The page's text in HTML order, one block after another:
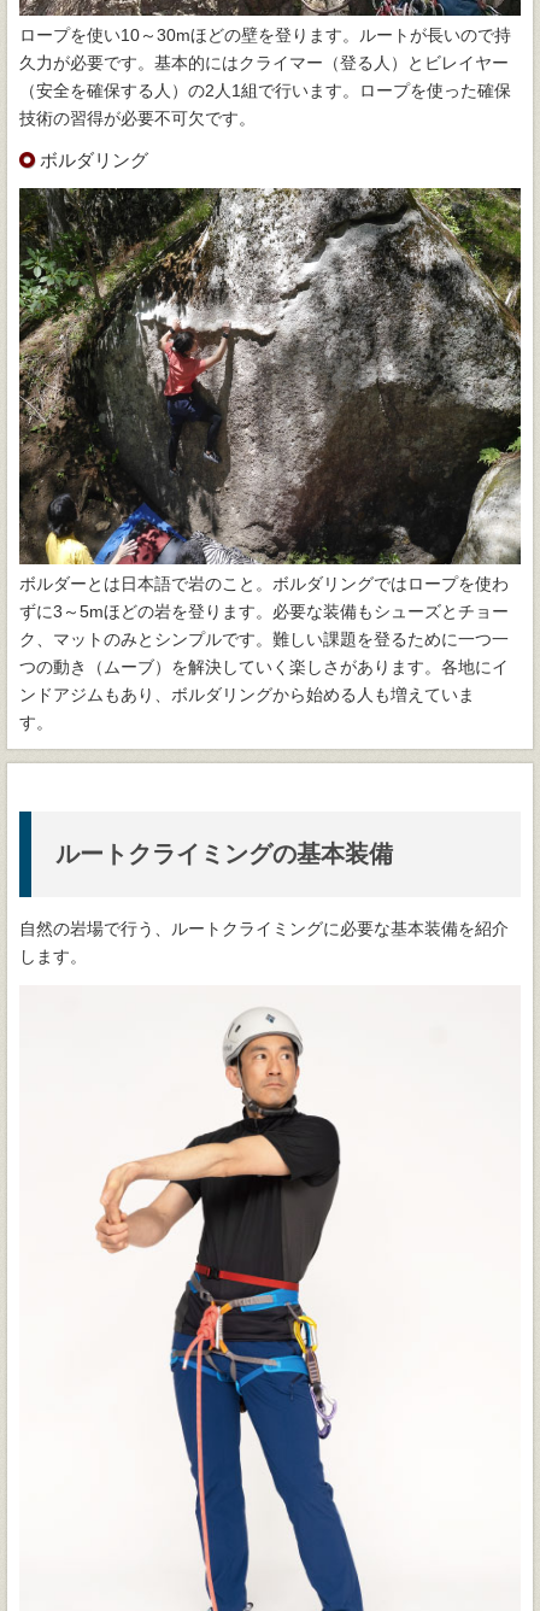
ロープを使い10～30mほどの壁を登ります。ルートが長いので持
久力が必要です。基本的にはクライマー（登る人）とビレイヤー
（安全を確保する人）の2人1組で行います。ロープを使った確保
技術の習得が必要不可欠です。
ボルダリング
ボルダーとは日本語で岩のこと。ボルダリングではロープを使わ
ずに3～5mほどの岩を登ります。必要な装備もシューズとチョー
ク、マットのみとシンプルです。難しい課題を登るために一つ一
つの動き（ムーブ）を解決していく楽しさがあります。各地にイ
ンドアジムもあり、ボルダリングから始める人も増えていま
す。
ルートクライミングの基本装備
自然の岩場で行う、ルートクライミングに必要な基本装備を紹介
します。